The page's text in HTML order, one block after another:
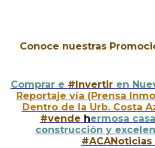
Conoce nuestras
Comprar e #Invertir en
Reportaje vía (Prensa
Dentro de la Urb. Costa
#vende hermosa
construcción y
#ACANoticias